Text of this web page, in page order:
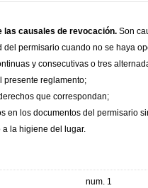
las causales de revocación.Son
permisario cuando no se haya
y consecutivas o tres
presente reglamento;
que correspondan;
en los documentos del permisario
la higiene del lugar.
num. 1